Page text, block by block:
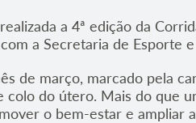
a 4ª edição da
a Secretaria de Esporte e
de março, marcado pela
colo do útero. Mais do que
o bem-estar e ampliar